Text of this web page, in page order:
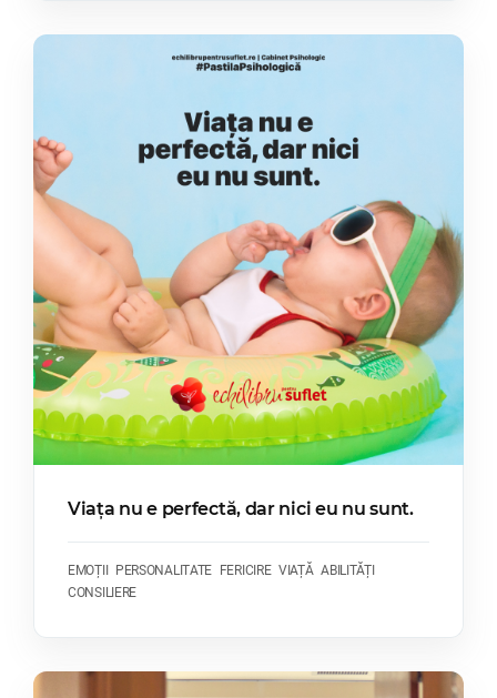
Viața nu e perfectă, dar nici eu nu sunt.
EMOȚII PERSONALITATE FERICIRE VIAȚĂ ABILITĂȚI
CONSILIERE